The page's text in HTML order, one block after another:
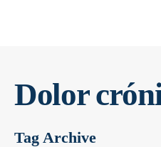
Dolor
Tag Archive